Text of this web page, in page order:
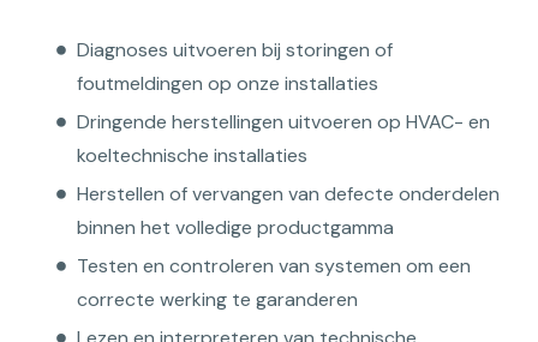
Diagnoses uitvoeren bij storingen of
foutmeldingen op onze installaties
Dringende herstellingen uitvoeren op HVAC- en
koeltechnische installaties
Herstellen of vervangen van defecte onderdelen
binnen het volledige productgamma
Testen en controleren van systemen om een
correcte werking te garanderen